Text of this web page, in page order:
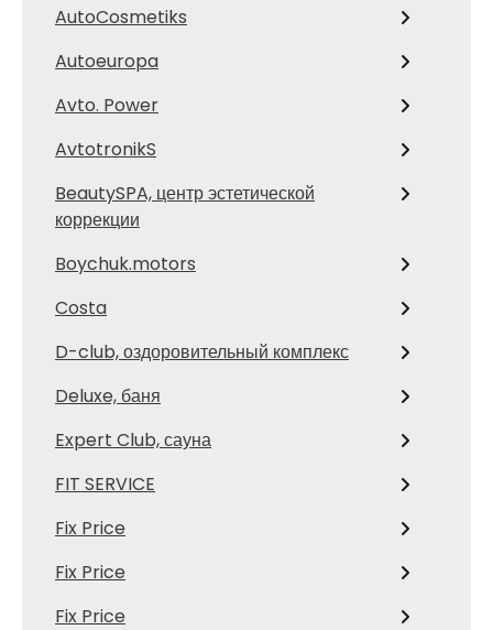
AutoCosmetiks
Autoeuropa
Avto. Power
AvtotronikS
BeautySPA, центр эстетической
коррекции
Boychuk.motors
Costa
D-club, оздоровительный комплекс
Deluxe, баня
Expert Club, сауна
FIT SERVICE
Fix Price
Fix Price
Fix Price